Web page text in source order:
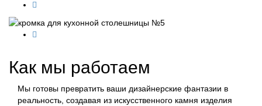
Как мы работаем
Мы готовы превратить ваши дизайнерские фантазии в
реальность, создавая из искусственного камня изделия